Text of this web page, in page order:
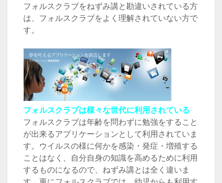
フォルスクラブをねずみ講と勘違いされている方
は、フォルスクラブをよく理解されていない方で
す。
フォルスクラブは様々な世代に利用されている
フォルスクラブは年齢を問わずに勉強をすること
が出来るアプリケーションとして利用されていま
す。ウイルスの様に何かを感染・発症・増殖する
ことはなく、自分自身の知識を高めるために利用
するものになるので、ねずみ講とは全く違いま